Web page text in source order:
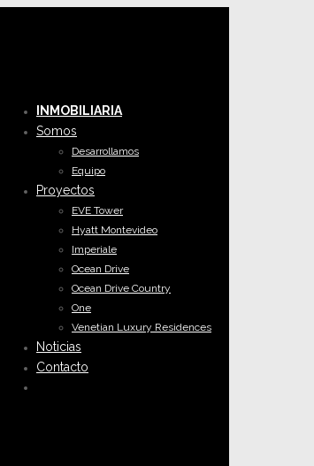
INMOBILIARIA
Somos
Desarrollamos
Equipo
Proyectos
EVE Tower
Hyatt Montevideo
Imperiale
Ocean Drive
Ocean Drive Country
One
Venetian Luxury Residences
Noticias
Contacto